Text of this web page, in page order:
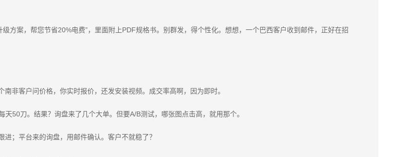
方案，帮您节省20%电费”，里面附上PDF规格书。别群发，得个性化。想想，一个巴西客户收到邮件，正好在招
非客户问价格，你实时报价，还发安装视频。成交率高啊，因为即时。
50刀。结果？询盘来了几个大单。但要A/B测试，哪张图点击高，就用那个。
；平台来的询盘，用邮件确认。客户不就稳了？